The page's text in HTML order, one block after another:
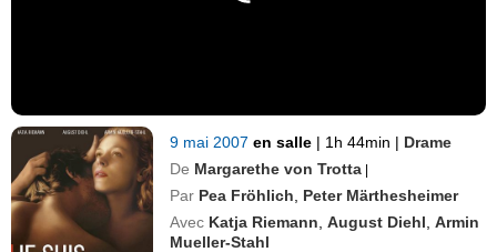
9 mai 2007en salle | 1h 44min | Drame
De Margarethe von Trotta |
Par Pea Fröhlich
Peter Märthesheimer
Avec Katja Riemann ,August Diehl ,Armin
Mueller-Stahl